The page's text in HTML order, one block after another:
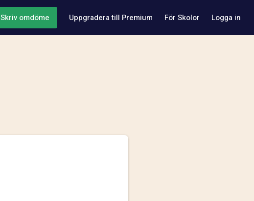
Skriv omdöme Uppgradera till Premium För Skolor Logga in